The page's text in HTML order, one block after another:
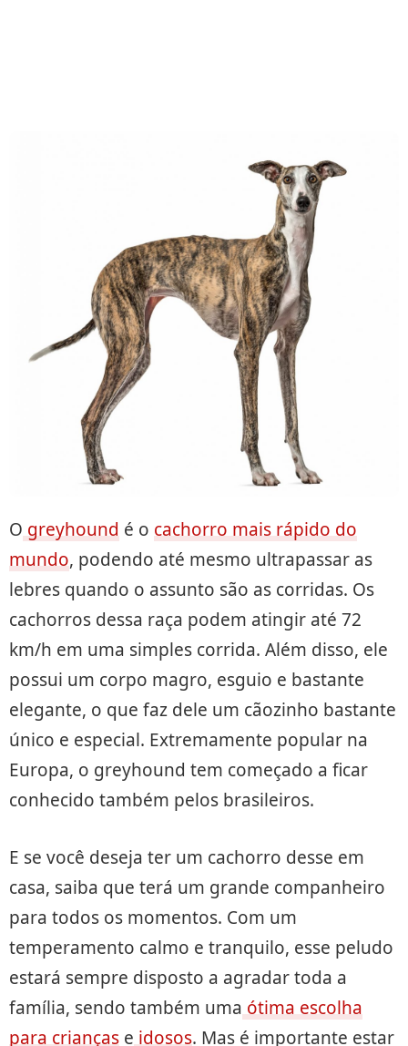
O greyhound é o cachorro mais rápido do
mundo, podendo até mesmo ultrapassar as
lebres quando o assunto são as corridas. Os
cachorros dessa raça podem atingir até 72
km/h em uma simples corrida. Além disso, ele
possui um corpo magro, esguio e bastante
elegante, o que faz dele um cãozinho bastante
único e especial. Extremamente popular na
Europa, o greyhound tem começado a ficar
conhecido também pelos brasileiros.
E se você deseja ter um cachorro desse em
casa, saiba que terá um grande companheiro
para todos os momentos. Com um
temperamento calmo e tranquilo, esse peludo
estará sempre disposto a agradar toda a
família, sendo também uma ótima escolha
para crianças e idosos. Mas é importante estar